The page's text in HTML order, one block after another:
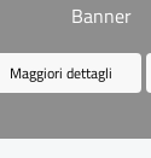
Banner
Maggiori dettagli